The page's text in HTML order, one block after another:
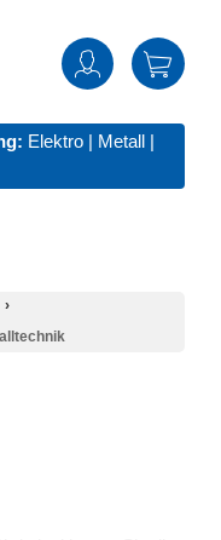
Elektro | Metall |